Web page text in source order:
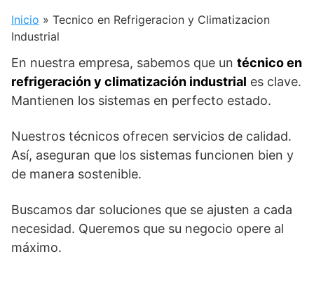
Inicio » Tecnico en Refrigeracion y Climatizacion
Industrial
En nuestra empresa, sabemos que un técnico en
refrigeración y climatización industrial es clave.
Mantienen los sistemas en perfecto estado.
Nuestros técnicos ofrecen servicios de calidad.
Así, aseguran que los sistemas funcionen bien y
de manera sostenible.
Buscamos dar soluciones que se ajusten a cada
necesidad. Queremos que su negocio opere al
máximo.